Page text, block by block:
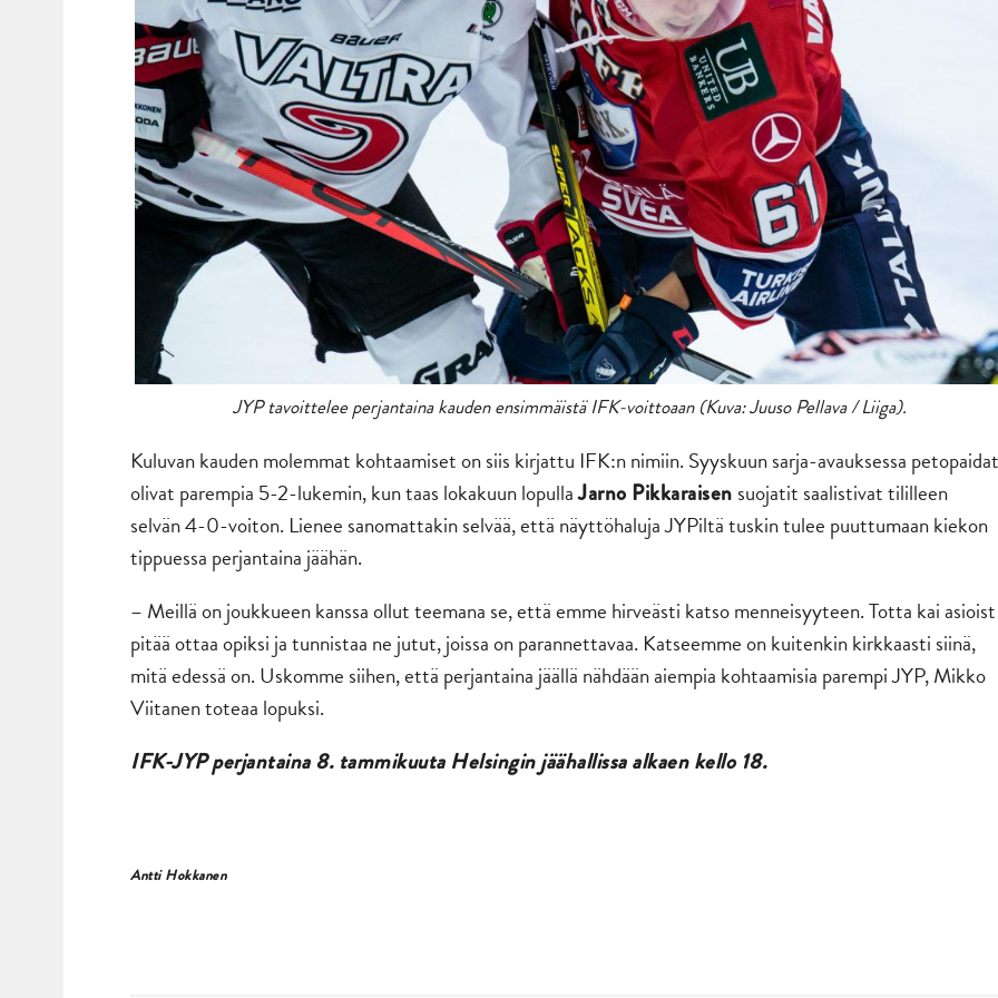
JYP tavoittelee perjantaina kauden ensimmäistä IFK-voittoaan (Kuva: Juuso Pellava / Liiga).
Kuluvan kauden molemmat kohtaamiset on siis kirjattu IFK:n nimiin. Syyskuun sarja-avauksessa petopaidat
olivat parempia 5-2-lukemin, kun taas lokakuun lopullaJarno Pikkaraisen suojatit saalistivat tililleen
selvän 4-0-voiton. Lienee sanomattakin selvää, että näyttöhaluja JYPiltä tuskin tulee puuttumaan kiekon
tippuessa perjantaina jäähän.
– Meillä on joukkueen kanssa ollut teemana se, että emme hirveästi katso menneisyyteen. Totta kai asioist
pitää ottaa opiksi ja tunnistaa ne jutut, joissa on parannettavaa. Katseemme on kuitenkin kirkkaasti siinä,
mitä edessä on. Uskomme siihen, että perjantaina jäällä nähdään aiempia kohtaamisia parempi JYP, Mikko
Viitanen toteaa lopuksi.
IFK-JYP perjantaina 8. tammikuuta Helsingin jäähallissa alkaen kello 18.
Antti Hokkanen